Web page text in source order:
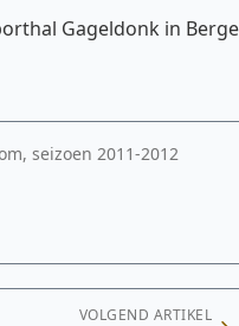
Gageldonk in
seizoen 2011-2012
VOLGEND ARTIKEL